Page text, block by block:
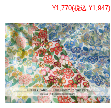
¥1,770(税込 ¥1,947)